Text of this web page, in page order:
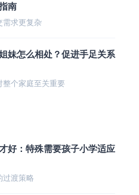
南
需求更复杂
妹怎么相处？促进手足关系
整个家庭至关重要
好：特殊需要孩子小学适应
过渡策略